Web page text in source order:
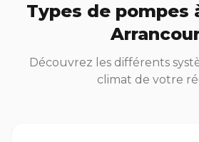
Types de pompes
Découvrez les différents
climat de votre